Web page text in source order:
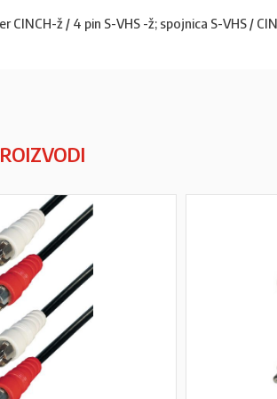
CINCH-ž / 4 pin S-VHS -ž; spojnica S-VHS /